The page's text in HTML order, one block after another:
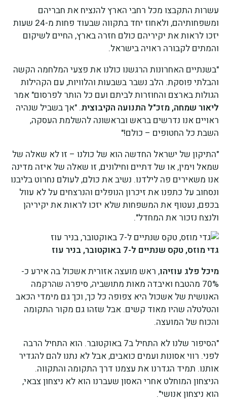
עשרות התקבצו מכל רחבי הארץ להנציח את חבריהם
ומשפחותיהם, ולאחוז יחד בתקווה שבעוד פחות מ-24 שעות
יזכו לראות את יקיריהם כולם חזרה בארץ, החיים לשיקום
והמתים לקבורה ראויה בישראל.
"בשנתיים האחרונות הרגשנו כולנו את פצעי המלחמה הקשה
והבלתי פוסקת. הלב נשבר בשבעות והלוויות, עם הקהילות
הגולות בארצם והחוזרות לביתם ועם כל הותר לפרסום" אמר
ליאור שמחה, מזכ"ל התנועה הקיבוצית. "אך בשביל שנהיה
ראויים אנו נדרשים בראש ובראשונה להשלמת העסקה,
השבת כל החטופים – כולם!"
"התיקון של ישראל החדשה הוא של כולנו – זו לא שאלה של
שמאל וימין, או של דתיים וחילונים, זו שאלה של איזה מדינה
אנו משאירים פה לילדנו. נשיב את כולם, לעולם נחרוט בליבנו
ונסחוב על כתפנו את זיכרון הנופלים והנרצחים על לא עוול
בכפם, נעטוף את המשפחות שלא יזכו לראות את יקיריהן
ולנצח נזכור את המחדל".
גדי מוזס, טקס שנתיים ל-7 באוקטובר, בניר עוז
מיכל פלג עוזיהו, ראש מועצה אזורית אשכול בה אירע כ-
70% מהטבח ואיבדה מאות מתושביה, סיפרה שהרקמה
האנושית של אשכול היא צפופה כל כך, וכך גם מימדי הכאב
והטלטלה שהיו מאוד קשים. אבל שזהו גם מקור התקומה
והכוח של המועצה.
"הסיפור שלנו לא התחיל ב7 באוקטובר. הוא התחיל הרבה
לפני. רווי אסונות ועמים כואבים, אבל לא נתנו להם להגדיר
אותנו. תמיד הגדרנו את עצמנו דרך התקומה והתקווה.
הניצחון המוחלט אחרי האסון שעברנו הוא לא ניצחון צבאי,
הוא ניצחון אנושי".